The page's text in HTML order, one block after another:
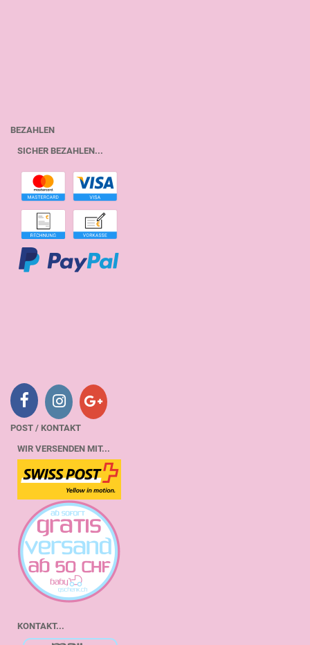
BEZAHLEN
SICHER BEZAHLEN...
POST / KONTAKT
WIR VERSENDEN MIT...
KONTAKT...